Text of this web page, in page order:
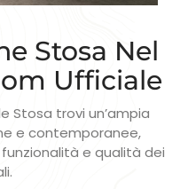
Stosa Nel
Ufficiale
Stosa trovi un’ampia
e contemporanee,
e qualità dei